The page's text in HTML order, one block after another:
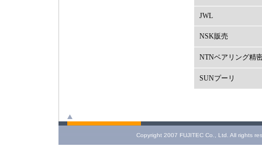
JWL
NSK販売
NTNベアリング精
SUNプーリ
Copyright 2007 FUJITEC Co., Ltd. All rights